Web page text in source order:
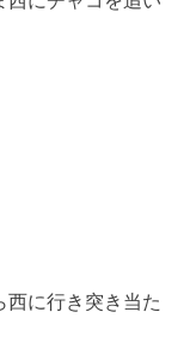
に行き突き当た